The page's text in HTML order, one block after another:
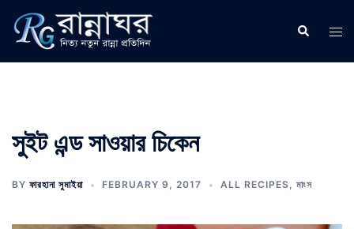
content
Search
সুইট এন্ড সাওয়ার চিকেন
BY ফারহানা সুমাইয়া FEBRUARY 9, 2017 ALL RECIPES, মাংস